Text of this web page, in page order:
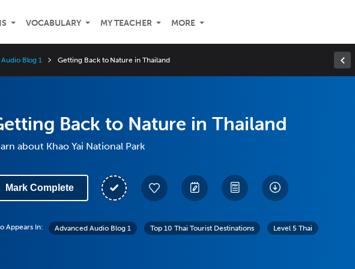
VOCABULARY MY TEACHER MORE
Blog 1 Getting Back to Nature in Thailand
Back to Nature in Thailand
about Khao Yai National Park
Mark Complete
Appears In: Advanced Audio Blog 1 Top 10 Thai Tourist Destinations Level 5 Thai